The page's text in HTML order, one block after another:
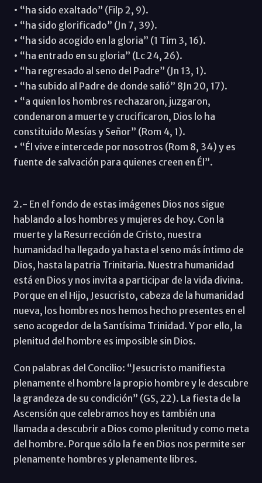
• “ha sido exaltado” (Filp 2, 9).
• “ha sido glorificado” (Jn 7, 39).
• “ha sido acogido en la gloria” (1 Tim 3, 16).
• “ha entrado en su gloria” (Lc 24, 26).
• “ha regresado al seno del Padre” (Jn 13, 1).
• “ha subido al Padre de donde salió” 8Jn 20, 17).
• “a quien los hombres rechazaron, juzgaron,
condenaron a muerte y crucificaron, Dios lo ha
constituido Mesías y Señor” (Rom 4, 1).
• “Él vive e intercede por nosotros (Rom 8, 34) y es
fuente de salvación para quienes creen en Él”.
2.- En el fondo de estas imágenes Dios nos sigue
hablando a los hombres y mujeres de hoy. Con la
muerte y la Resurrección de Cristo, nuestra
humanidad ha llegado ya hasta el seno más íntimo de
Dios, hasta la patria Trinitaria. Nuestra humanidad
está en Dios y nos invita a participar de la vida divina.
Porque en el Hijo, Jesucristo, cabeza de la humanidad
nueva, los hombres nos hemos hecho presentes en el
seno acogedor de la Santísima Trinidad. Y por ello, la
plenitud del hombre es imposible sin Dios.
Con palabras del Concilio: “Jesucristo manifiesta
plenamente el hombre la propio hombre y le descubre
la grandeza de su condición” (GS, 22). La fiesta de la
Ascensión que celebramos hoy es también una
llamada a descubrir a Dios como plenitud y como meta
del hombre. Porque sólo la fe en Dios nos permite ser
plenamente hombres y plenamente libres.